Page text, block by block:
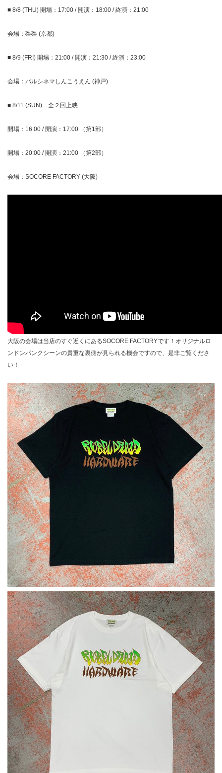
■ 8/8 (THU) 開場：17:00 / 開演：18:00 / 終演：21:00
会場：磔磔 (京都)
■ 8/9 (FRI) 開場：21:00 / 開演：21:30 / 終演：23:00
会場：パルシネマしんこうえん (神戸)
■ 8/11 (SUN) 全２回上映
開場：16:00 / 開演：17:00 （第1部）
開場：20:00 / 開演：21:00 （第2部）
会場：SOCORE FACTORY (大阪)
大阪の会場は当店のすぐ近くにあるSOCORE FACTORYです！オリジナルロ
ンドンパンクシーンの貴重な裏側が見られる機会ですので、是非ご覧くださ
い！